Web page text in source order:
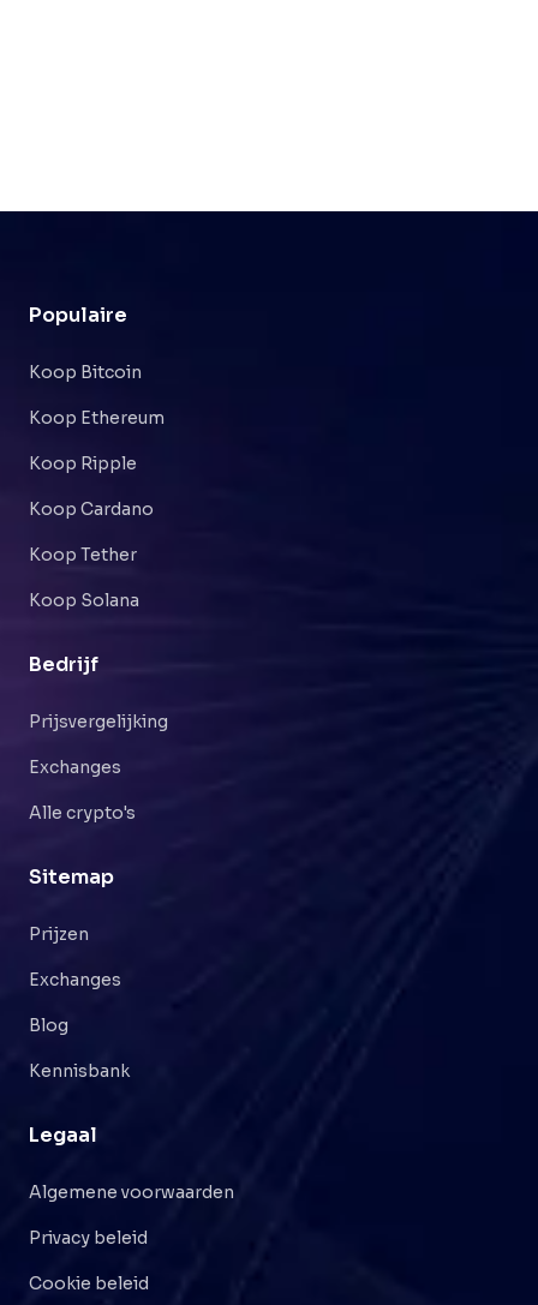
Populaire
Koop Bitcoin
Koop Ethereum
Koop Ripple
Koop Cardano
Koop Tether
Koop Solana
Bedrijf
Prijsvergelijking
Exchanges
Alle crypto's
Sitemap
Prijzen
Exchanges
Blog
Kennisbank
Legaal
Algemene voorwaarden
Privacy beleid
Cookie beleid